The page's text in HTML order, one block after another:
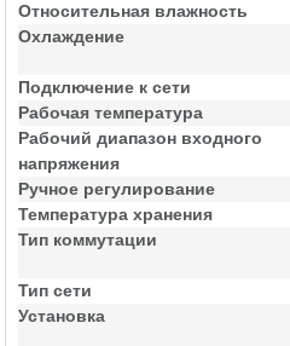
Относительная влажность
Охлаждение
Подключение к сети
Рабочая температура
Рабочий диапазон входного
напряжения
Ручное регулирование
Температура хранения
Тип коммутации
Тип сети
Установка